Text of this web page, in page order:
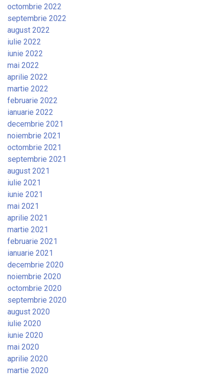
octombrie 2022
septembrie 2022
august 2022
iulie 2022
iunie 2022
mai 2022
aprilie 2022
martie 2022
februarie 2022
ianuarie 2022
decembrie 2021
noiembrie 2021
octombrie 2021
septembrie 2021
august 2021
iulie 2021
iunie 2021
mai 2021
aprilie 2021
martie 2021
februarie 2021
ianuarie 2021
decembrie 2020
noiembrie 2020
octombrie 2020
septembrie 2020
august 2020
iulie 2020
iunie 2020
mai 2020
aprilie 2020
martie 2020